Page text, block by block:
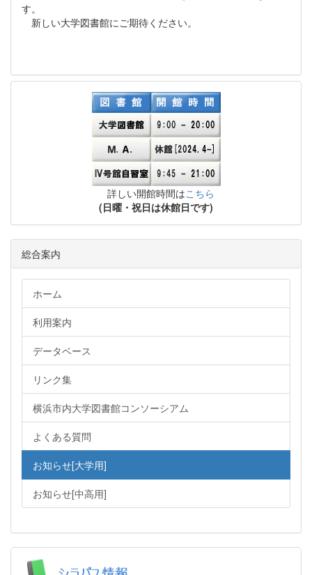
す。
新しい大学図書館にご期待ください。
詳しい開館時間はこちら
(日曜・祝日は休館日です)
総合案内
ホーム
利用案内
データベース
リンク集
横浜市内大学図書館コンソーシアム
よくある質問
お知らせ[大学用]
お知らせ[中高用]